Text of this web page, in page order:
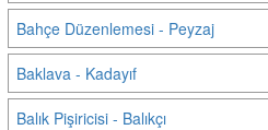
Bahçe Düzenlemesi - Peyzaj
Baklava - Kadayıf
Balık Pişiricisi - Balıkçı